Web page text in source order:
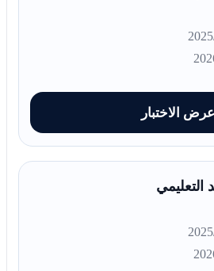
عرض الاختبار
التعليمي